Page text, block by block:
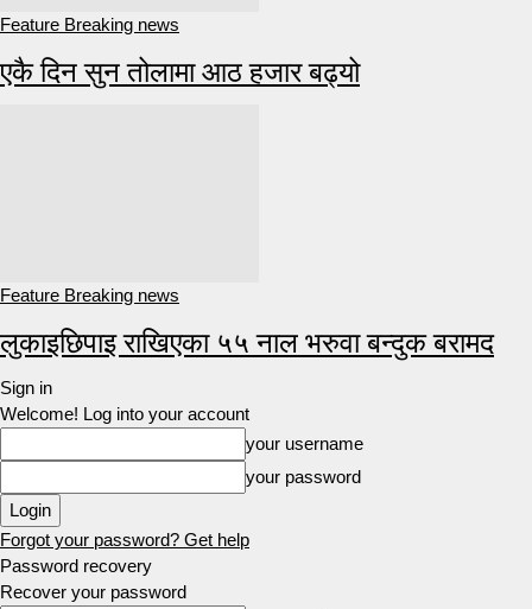
Feature Breaking news
एकै दिन सुन तोलामा आठ हजार बढ्यो
Feature Breaking news
लुकाइछिपाइ राखिएका ५५ नाल भरुवा बन्दुक बरामद
Sign in
Welcome! Log into your account
your username
your password
Forgot your password? Get help
Password recovery
Recover your password